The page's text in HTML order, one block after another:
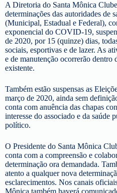
A Diretoria do Santa Mônica
determinações das autoridades de
(Municipal, Estadual e Federal),
exponencial do COVID-19,
de 2020, por 15 (quinze) dias,
sociais, esportivas e de lazer. As
e de manutenção ocorrerão dentro
existente.
Também estão suspensas as
março de 2020, ainda sem
conta com anuência das chapas
interesse do associado e da saúde
político.
O Presidente do Santa Mônica
conta com a compreensão e
determinação ora demandada.
atento a qualquer nova
esclarecimentos. Nos canais
Mônica também haverá